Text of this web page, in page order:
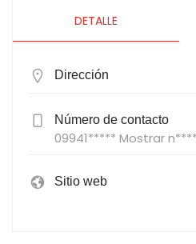
DETALLE
Dirección
Número de contacto
09941***** Mostrar
Sitio web